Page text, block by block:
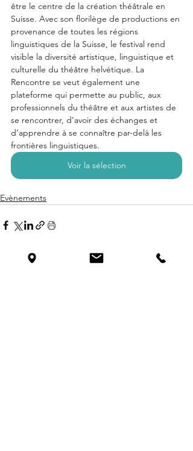
être le centre de la création théâtrale en
Suisse. Avec son florilège de productions en
provenance de toutes les régions
linguistiques de la Suisse, le festival rend
visible la diversité artistique, linguistique et
culturelle du théâtre helvétique. La
Rencontre se veut également une
plateforme qui permette au public, aux
professionnels du théâtre et aux artistes de
se rencontrer, d’avoir des échanges et
d’apprendre à se connaître par-delà les
frontières linguistiques.
Voir la sélection
Evènements